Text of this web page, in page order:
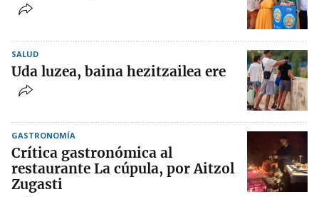
SALUD
Uda luzea, baina hezitzailea ere
GASTRONOMÍA
Crítica gastronómica al
restaurante La cúpula, por Aitzol
Zugasti